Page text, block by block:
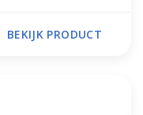
BEKIJK PRODUCT